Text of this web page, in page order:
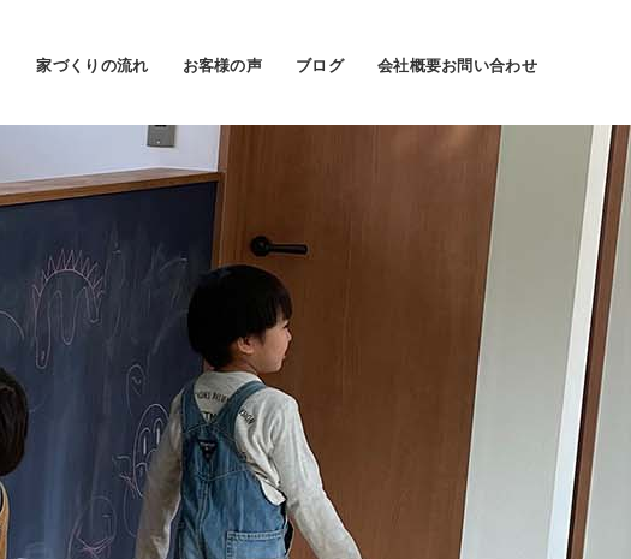
家づくりの流れ お客様の声 ブログ 会社概要お問い合わせ